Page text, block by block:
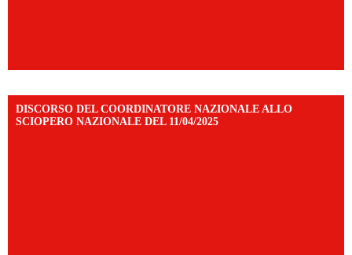
DISCORSO DEL COORDINATORE NAZIONALE ALLO
SCIOPERO NAZIONALE DEL 11/04/2025